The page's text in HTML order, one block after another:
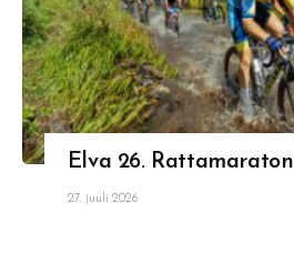
Elva 26. Rattamaraton
27. juuli 2026